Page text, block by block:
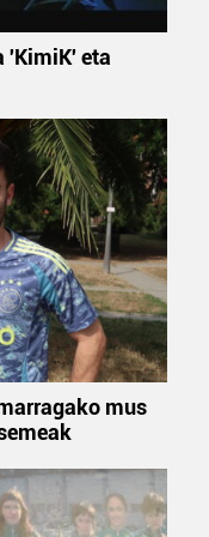
eta
teknologia hori
diguzu. Gehiago
'KimiK' eta
mus